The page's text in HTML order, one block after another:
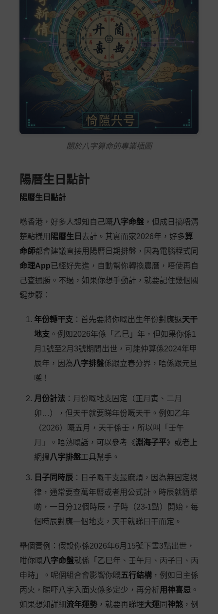
關於八字算命的專業插圖
陽曆生日點計
陽曆生日點計
喺香港，好多人想知自己嘅八字命盤 ，但成日搞唔清
楚點樣用 陽曆生日 去計。其實而家2026年，好多算
命師都會建議直接用陽曆日期排盤，因為電腦程式同
命理App已經好先進，自動幫你轉換農曆，唔使再自
己查通勝。不過，如果你想手動計，就要記住幾個關
鍵步驟：
年份轉干支 ：首先要將你嘅出生年份對應返天干
地支 。例如2026年係「乙巳」年，但如果你係1
月1號至2月3號期間出世，可能仲算係2024年甲
辰年，因為八字排盤係跟立春分界，唔係跟元旦
㗎！
月份計法 ：月份嘅地支固定（正月寅、二月
卯…），但天干就要睇年份嘅天干。例如乙年
（2026）嘅五月，天干係壬，所以叫「壬午
月」。唔熟嘅話，可以參考《淵海子平》或者上
網搵八字排盤工具幫手。
日子同時辰 ：日子嘅干支最麻煩，因為無固定規
律，通常要查萬年曆或者用公式計。時辰就簡單
啲，一日分12個時辰，子時（23-1點）開始，每
個時辰對應一個地支，天干就睇日干而定。
舉個實例：假設你係2026年6月15號下晝3點出世，
咁你嘅八字命盤就係「乙巳年、壬午月、丙子日、丙
申時」。呢個組合會影響你嘅五行結構 ，例如日主係
丙火，睇吓八字入面火係多定少，再分析用神喜忌 。
如果想知詳細流年運勢 ，就要再睇埋大運 同 神煞 ，例